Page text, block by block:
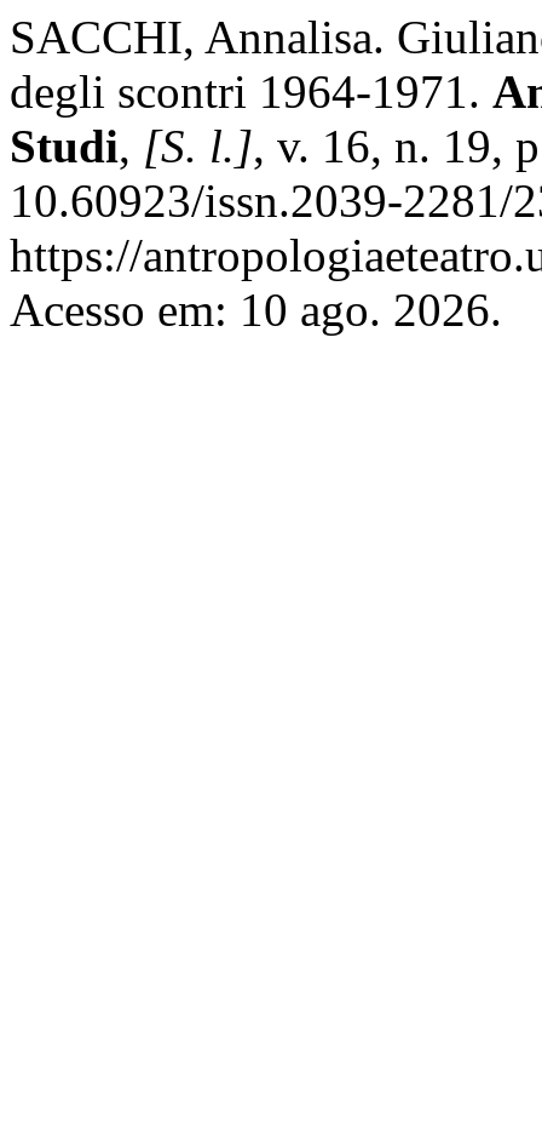
SACCHI, Annalisa.
degli scontri 1964-1971.
Studi, [S. l.], v. 16, n. 19,
10.60923/issn.2039-2281/
https://
Acesso em: 10 ago. 2026.